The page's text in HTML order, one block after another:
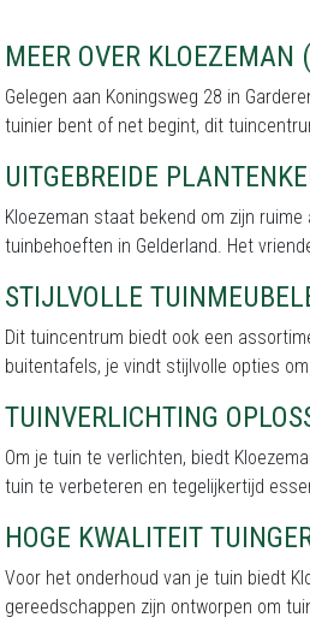
MEER OVER KLOEZEMAN
Gelegen aan Koningsweg 28 in
tuinier bent of net begint, dit
UITGEBREIDE
Kloezeman staat bekend om zijn
tuinbehoeften in Gelderland. Het
STIJLVOLLE
Dit tuincentrum biedt ook een
buitentafels, je vindt stijlvolle opties
TUINVERLICHTING
Om je tuin te verlichten, biedt
tuin te verbeteren en tegelijkertijd
HOGE KWALITEIT
Voor het onderhoud van je tuin biedt
gereedschappen zijn ontworpen om